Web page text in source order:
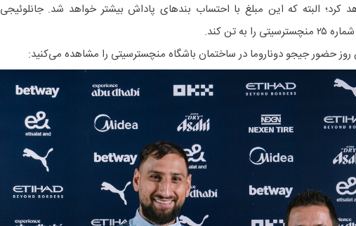
کرد؛ البته که این مبلغ با احتساب بندهای پاداش بیشتر خواهد شد. جانلوئیجی
به تن کند.
روز حضور جیجو دوناروما در ساختمان باشگاه منچسترسیتی را مشاهده می‌کنید: